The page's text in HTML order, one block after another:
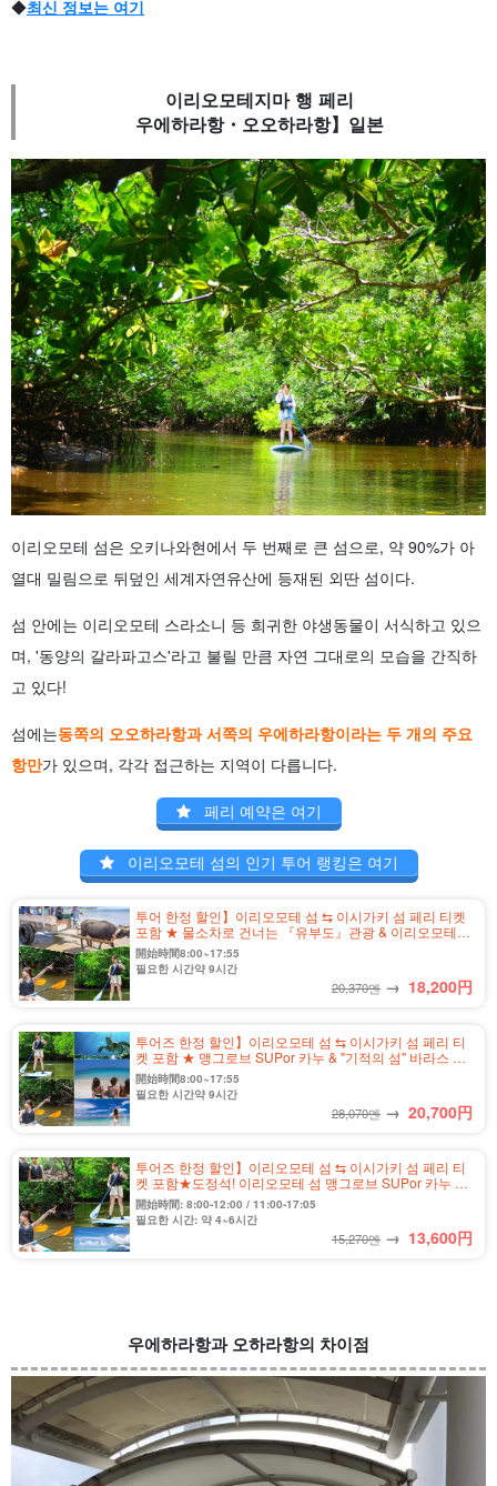
◆최신 정보는 여기
이리오모테지마 행 페리
우에하라항・오오하라항】일본
이리오모테 섬은 오키나와현에서 두 번째로 큰 섬으로, 약 90%가 아
열대 밀림으로 뒤덮인 세계자연유산에 등재된 외딴 섬이다.
섬 안에는 이리오모테 스라소니 등 희귀한 야생동물이 서식하고 있으
며, '동양의 갈라파고스'라고 불릴 만큼 자연 그대로의 모습을 간직하
고 있다!
섬에는동쪽의 오오하라항과 서쪽의 우에하라항이라는 두 개의 주요
항만가 있으며, 각각 접근하는 지역이 다릅니다.
페리 예약은 여기
이리오모테 섬의 인기 투어 랭킹은 여기
투어 한정 할인】이리오모테 섬 ⇆ 이시가키 섬 페리 티켓
포함 ★ 물소차로 건너는 『유부도』관광 & 이리오모테
섬 정글 SUPor 카누 투어 ★ 사진 무료 (No.546)
開始時間8:00~17:55
필요한 시간약 9시간
20,370엔 → 18,200円
투어즈 한정 할인】이리오모테 섬 ⇆ 이시가키 섬 페리 티
켓 포함 ★ 맹그로브 SUPor 카누 & "기적의 섬" 바라스 섬
스노클링 투어 ★ 사진 무료(No.485)
開始時間8:00~17:55
필요한 시간약 9시간
28,070엔 → 20,700円
투어즈 한정 할인】이리오모테 섬 ⇆ 이시가키 섬 페리 티
켓 포함★도정석! 이리오모테 섬 맹그로브 SUPor 카누 반
나절 코스★사진 무료 (No.559)
開始時間: 8:00-12:00 / 11:00-17:05
필요한 시간: 약 4~6시간
15,270엔 → 13,600円
우에하라항과 오하라항의 차이점